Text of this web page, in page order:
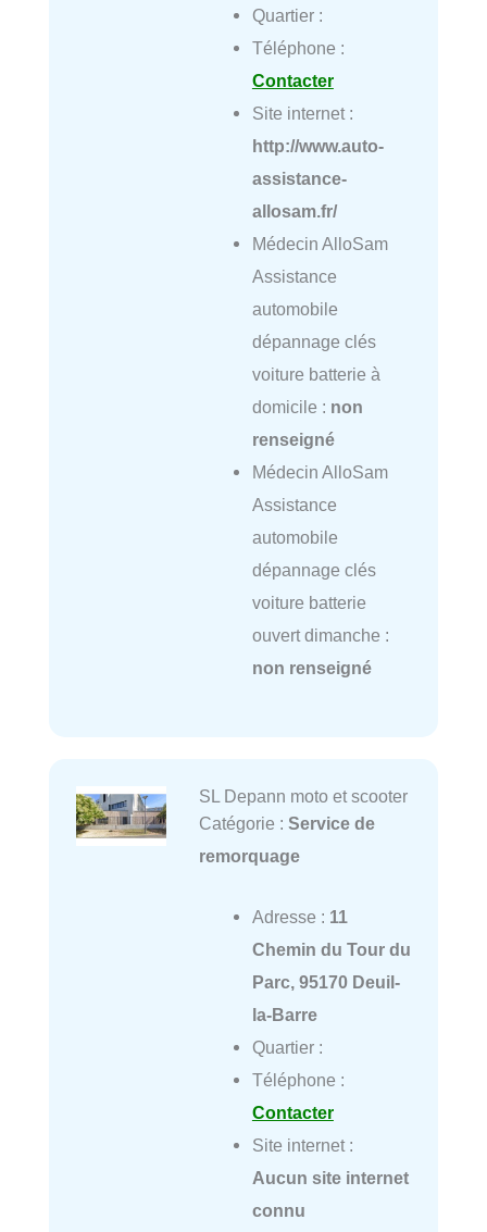
Quartier :
Téléphone :
Contacter
Site internet :
http://www.auto-
assistance-
allosam.fr/
Médecin AlloSam
Assistance
automobile
dépannage clés
voiture batterie à
domicile : non
renseigné
Médecin AlloSam
Assistance
automobile
dépannage clés
voiture batterie
ouvert dimanche :
non renseigné
SL Depann moto et scooter
Catégorie : Service de
remorquage
Adresse : 11
Chemin du Tour du
Parc, 95170 Deuil-
la-Barre
Quartier :
Téléphone :
Contacter
Site internet :
Aucun site internet
connu